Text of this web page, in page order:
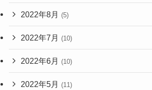
2022年8月 (5)
2022年7月 (10)
2022年6月 (10)
2022年5月 (11)